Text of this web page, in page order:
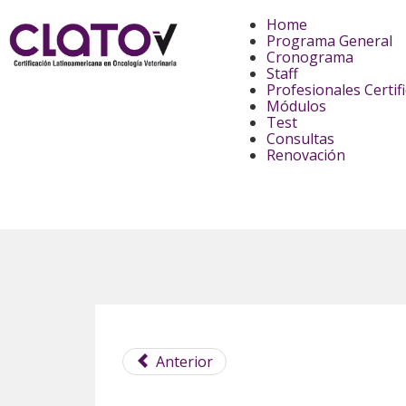
Home
Programa General
Cronograma
Staff
Profesionales
Módulos
Test
Consultas
Renovación
Anterior